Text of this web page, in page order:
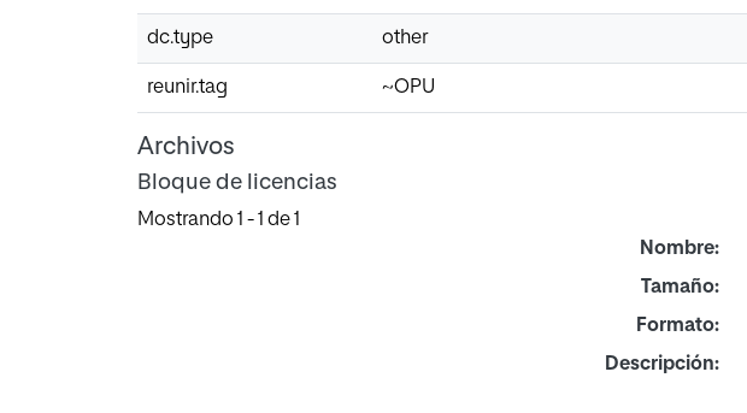
dc.type other
reunir.tag ~OPU
Archivos
Bloque de licencias
Mostrando 1 - 1 de 1
Nombre:
Tamaño:
Formato:
Descripción: